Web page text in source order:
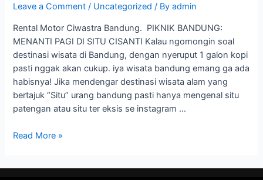
Leave a Comment / Uncategorized / Byadmin
Rental Motor Ciwastra Bandung. PIKNIK BANDUNG:
MENANTI PAGI DI SITU CISANTI Kalau ngomongin soal
destinasi wisata di Bandung, dengan nyeruput 1 galon kopi
pasti nggak akan cukup. iya wisata bandung emang ga ada
habisnya! Jika mendengar destinasi wisata alam yang
bertajuk “Situ” urang bandung pasti hanya mengenal situ
patengan atau situ ter eksis se instagram …
Read More »